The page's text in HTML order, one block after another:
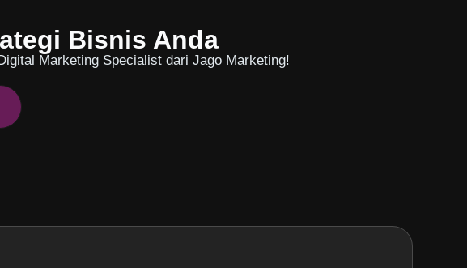
Bisnis Anda
Marketing Specialist dari Jago Marketing!